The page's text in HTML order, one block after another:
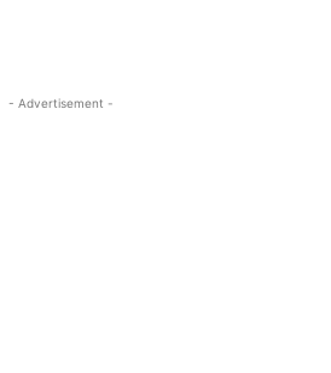
- Advertisement -